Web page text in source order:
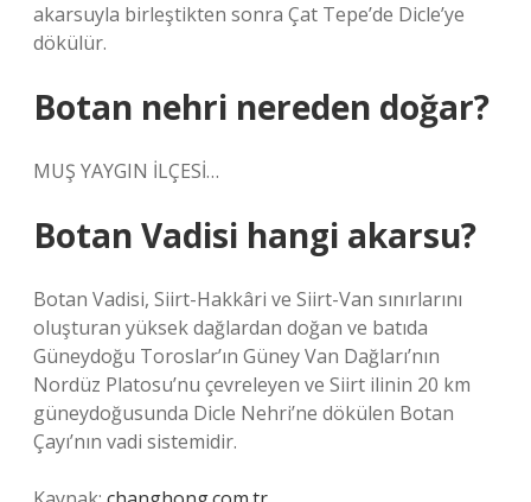
akarsuyla birleştikten sonra Çat Tepe’de Dicle’ye
dökülür.
Botan nehri nereden doğar?
MUŞ YAYGIN İLÇESİ…
Botan Vadisi hangi akarsu?
Botan Vadisi, Siirt-Hakkâri ve Siirt-Van sınırlarını
oluşturan yüksek dağlardan doğan ve batıda
Güneydoğu Toroslar’ın Güney Van Dağları’nın
Nordüz Platosu’nu çevreleyen ve Siirt ilinin 20 km
güneydoğusunda Dicle Nehri’ne dökülen Botan
Çayı’nın vadi sistemidir.